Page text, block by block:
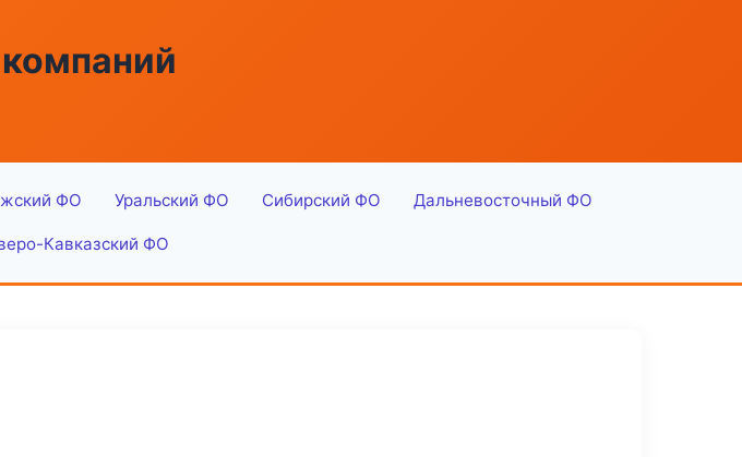
ФО Уральский ФО Сибирский ФО Дальневосточный ФО
Кавказский ФО